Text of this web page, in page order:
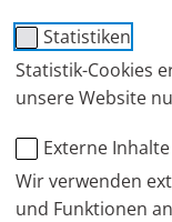
Statistiken
Statistik-Cookies
unsere Website
Externe Inhalte
Wir verwenden
und Funktionen
mit uns